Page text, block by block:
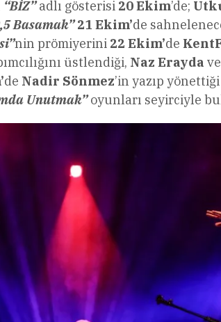
“BİZ”adlı gösterisi 20 Ekim’de;
Basamak” 21 Ekim’de
nin prömiyerini 22 Ekim’de
üstlendiği, Naz Erayda ve
de Nadir Sönmez’in yazıp yönettiği
Unutmak”oyunları seyirciyle